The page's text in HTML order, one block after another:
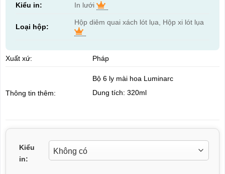
Kiểu in: In lưới
Loại hộp:
Hộp diêm quai xách lót lụa, Hộp xi lót lụa
Xuất xứ: Pháp
Thông tin thêm:
Bộ 6 ly mài hoa Luminarc
Dung tích: 320ml
Kiểu
in: